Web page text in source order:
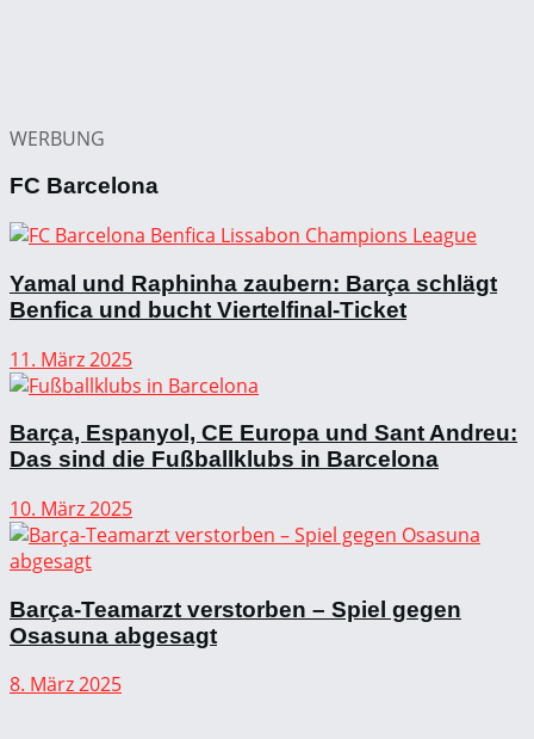
WERBUNG
FC Barcelona
Yamal und Raphinha zaubern: Barça schlägt
Benfica und bucht Viertelfinal-Ticket
11. März 2025
Barça, Espanyol, CE Europa und Sant Andreu:
Das sind die Fußballklubs in Barcelona
10. März 2025
Barça-Teamarzt verstorben – Spiel gegen
Osasuna abgesagt
8. März 2025